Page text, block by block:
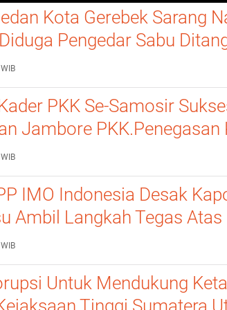
Kota Gerebek Sarang
Pengedar Sabu
Bukti
PKK Se-Samosir
Jambore PKK.Penegasan
Dalam Membangun
IMO Indonesia Desak
Ambil Langkah Tegas Atas
Untuk Mendukung
Tinggi Sumatera